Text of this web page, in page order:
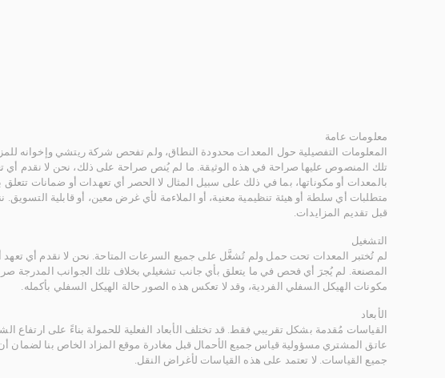
معلومات عامة
المعلومات التفصيلية حول المعدات محدودة النطاق، ولم تفحص شركة ريتشي وإخوانه
تلك المنصوص عليها صراحة في هذه الوثيقة. ما لم يُنص صراحة على ذلك، نحن لا نقدم أي
بالمعدات أو مكوناتها، بما في ذلك على سبيل المثال لا الحصر أي تعهدات أو ضمانات تتعلق
متطلبات أي سلطة أو هيئة تنظيمية معنية، أو الملاءمة لأي غرض معين، أو قابلية
قبل تقديم المزايدات.
التشغيل
لم تُختبر المعدات تحت حمل ولم تُشغَّل على جميع السرعات المتاحة. نحن لا نقدم أي
المصنعة. لم يُجرَ أي فحص في ما يتعلق بأي جانب تشغيلي بخلاف تلك الجوانب المدرجة
مكونات الهيكل السفلي الفردية، وقد لا تعكس هذه الصور حالة الهيكل السفلي بأكمله.
الأبعاد
القياسات مُقدمة بشكل تقريبي فقط. قد تختلف الأبعاد الفعلية للحمولة بناءً على ارتفاع
عاتق المشتري مسؤولية قياس جميع الأحمال قبل مغادرة موقع المزاد الخاص بنا لضمان
جميع القياسات. لا تعتمد على هذه القياسات لأغراض النقل.